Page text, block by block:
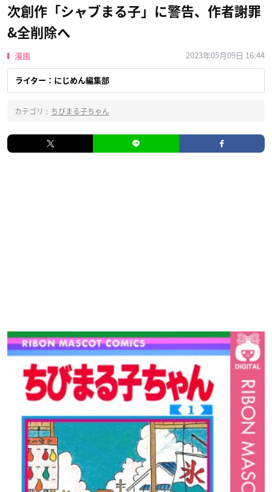
次創作「シャブまる子」に警告、作者謝罪
&全削除へ
漫画 2023年05月09日 16:44
ライター：にじめん編集部
カテゴリ : ちびまる子ちゃん